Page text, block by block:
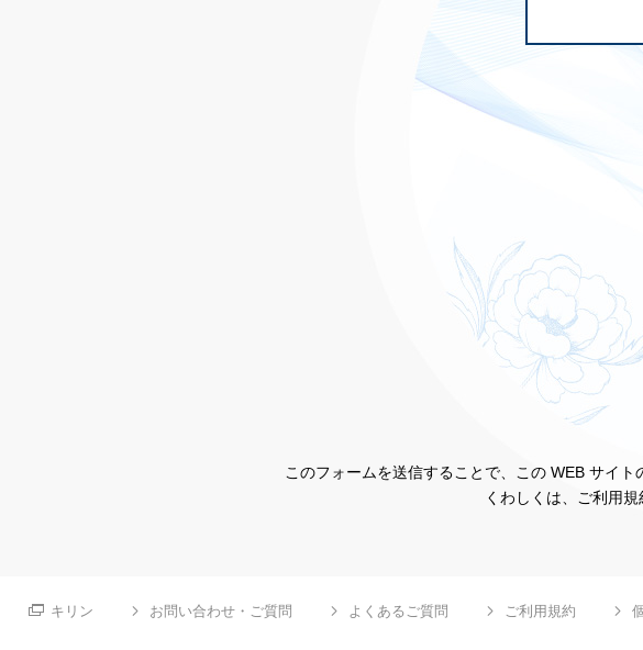
このフォームを送信することで、この WEB サイ
くわしくは、ご利用
キリン お問い合わせ・ご質問 よくあるご質問 ご利用規約